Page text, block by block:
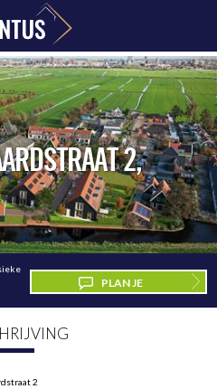
PLAN JE
2,
2